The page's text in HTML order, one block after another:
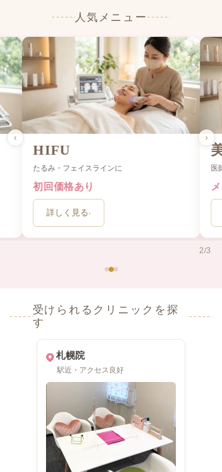
人気メニュー
‹
HIFU
たるみ・フェイスラインに
初回価格あり
詳しく見る›
医
›
2/3
受けられるクリニックを探
す
札幌院
駅近・アクセス良好